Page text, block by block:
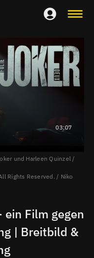
03:07
und Harleen Quinzel /
Rights Reserved. / Niko
ein Film gegen
| Breitbild &